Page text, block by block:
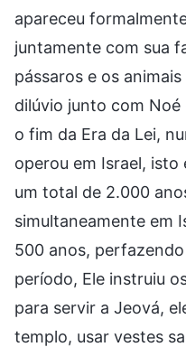
apareceu
juntamente com sua
pássaros e os
dilúvio junto com Noé
o fim da Era da Lei,
operou em Israel,
um total de 2.000
simultaneamente em
500 anos,
período, Ele instruiu
para servir a Jeová,
templo, usar vestes